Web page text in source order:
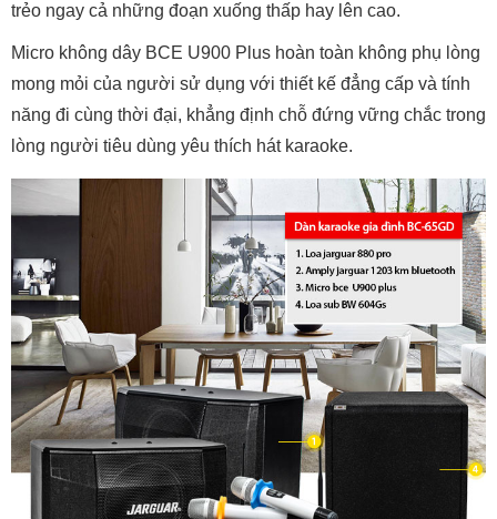
trẻo ngay cả những đoạn xuống thấp hay lên cao.
Micro không dây BCE U900 Plus hoàn toàn không phụ lòng
mong mỏi của người sử dụng với thiết kế đẳng cấp và tính
năng đi cùng thời đại, khẳng định chỗ đứng vững chắc trong
lòng người tiêu dùng yêu thích hát karaoke.